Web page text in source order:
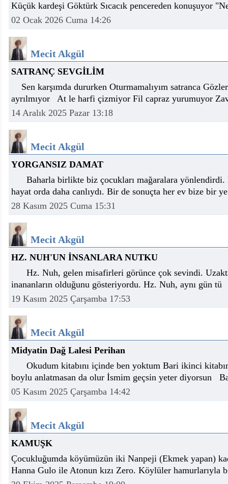
Küçük kardeşi Göktürk Sıcacık pencereden konuşuyor
02 Ocak 2026 Cuma 14:26
Mecit Akgül
SATRANÇ SEVGİLİM
Sen karşımda dururken Oturmamalıyım satranca
ayrılmıyor At le harfi çizmiyor Fil capraz yurumuyor
14 Aralık 2025 Pazar 13:18
Mecit Akgül
YORGANSIZ DAMAT
Baharla birlikte biz çocukları mağaralara yönlendirdi.
hayat orda daha canlıydı. Bir de sonuçta her ev bize bir ye
28 Kasım 2025 Cuma 15:31
Mecit Akgül
HZ. NUH'UN İNSANLARA NUTKU
Hz. Nuh, gelen misafirleri görünce çok sevindi.
inananların olduğunu gösteriyordu. Hz. Nuh, aynı gün tü
19 Kasım 2025 Çarşamba 17:53
Mecit Akgül
Midyatin Dağ Lalesi Perihan
Okudum kitabını içinde ben yoktum Bari ikinci
boylu anlatmasan da olur İsmim geçsin yeter diyorsun
05 Kasım 2025 Çarşamba 14:42
Mecit Akgül
KAMUŞK
Çocukluğumda köyümüzün iki Nanpeji (Ekmek yapan)
Hanna Gulo ile Atonun kızı Zero. Köylüler hamurlarıyla